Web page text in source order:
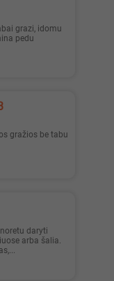
pedu
arba šalia.